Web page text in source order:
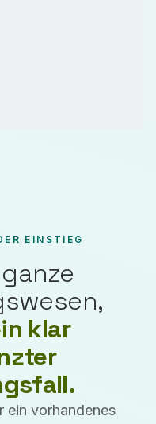
EINSTIEG
klar
ein vorhandenes